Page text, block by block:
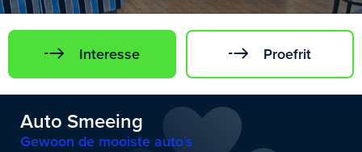
Interesse Proefrit
Auto Smeeing
Gewoon de mooiste auto’s